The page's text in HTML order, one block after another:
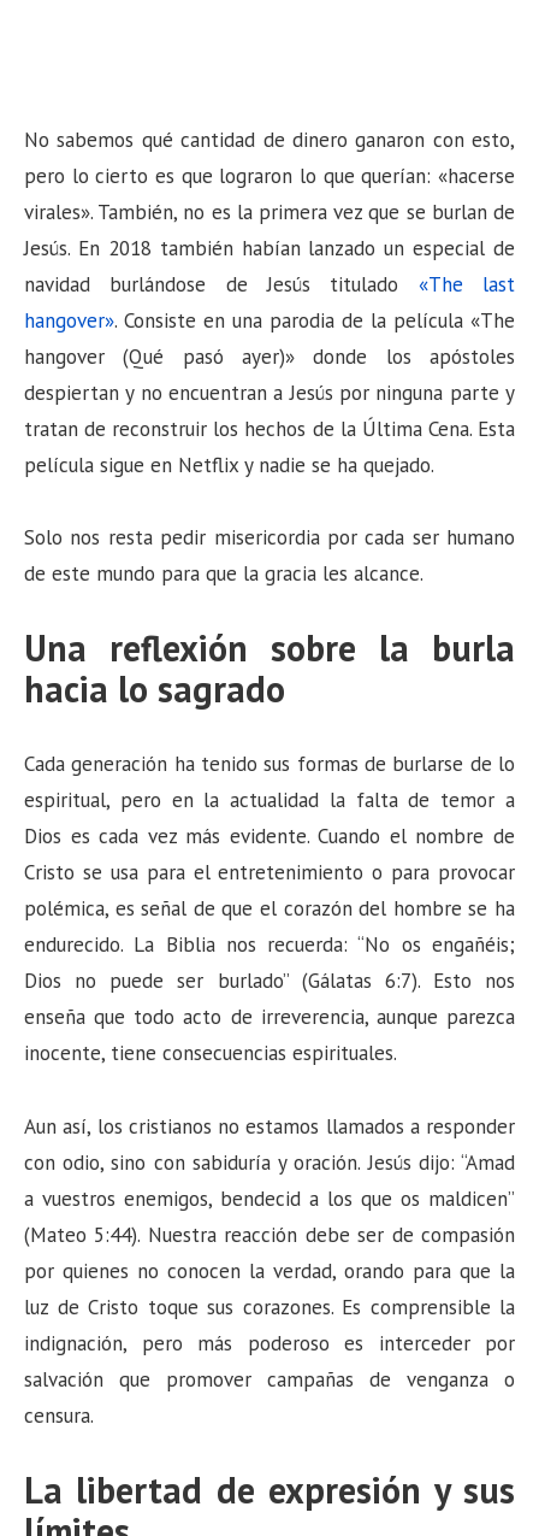
No sabemos qué cantidad de dinero ganaron con esto,
pero lo cierto es que lograron lo que querían: «hacerse
virales». También, no es la primera vez que se burlan de
Jesús. En 2018 también habían lanzado un especial de
navidad burlándose de Jesús titulado «The last
hangover». Consiste en una parodia de la película «The
hangover (Qué pasó ayer)» donde los apóstoles
despiertan y no encuentran a Jesús por ninguna parte y
tratan de reconstruir los hechos de la Última Cena. Esta
película sigue en Netflix y nadie se ha quejado.
Solo nos resta pedir misericordia por cada ser humano
de este mundo para que la gracia les alcance.
Una reflexión sobre la burla
hacia lo sagrado
Cada generación ha tenido sus formas de burlarse de lo
espiritual, pero en la actualidad la falta de temor a
Dios es cada vez más evidente. Cuando el nombre de
Cristo se usa para el entretenimiento o para provocar
polémica, es señal de que el corazón del hombre se ha
endurecido. La Biblia nos recuerda: “No os engañéis;
Dios no puede ser burlado” (Gálatas 6:7). Esto nos
enseña que todo acto de irreverencia, aunque parezca
inocente, tiene consecuencias espirituales.
Aun así, los cristianos no estamos llamados a responder
con odio, sino con sabiduría y oración. Jesús dijo: “Amad
a vuestros enemigos, bendecid a los que os maldicen”
(Mateo 5:44). Nuestra reacción debe ser de compasión
por quienes no conocen la verdad, orando para que la
luz de Cristo toque sus corazones. Es comprensible la
indignación, pero más poderoso es interceder por
salvación que promover campañas de venganza o
censura.
La libertad de expresión y sus